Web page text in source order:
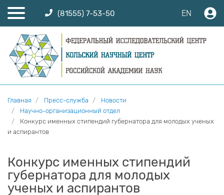
(81555) 7-53-50 EN
Главная Пресс-служба
Новости
Научно-организационный отдел
Конкурс именных стипендий губернатора для молодых ученых
и аспирантов
Конкурс именных стипендий
губернатора для молодых
ученых и аспирантов